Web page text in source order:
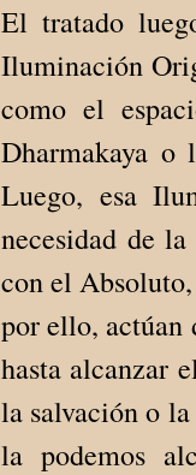
El tratado
Iluminación
como el
Dharmakaya
Luego, esa
necesidad de
con el
por ello, actúan
hasta alcanzar
la salvación o
la podemos